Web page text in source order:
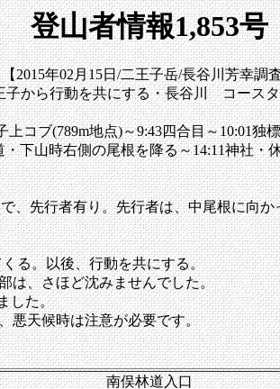
登山者情報1,853号
【2015年02月15日/二王子岳/長谷川芳幸調
から行動を共にする・長谷川 コース
コブ(789m地点)～9:43四合目～10:01独
下山時右側の尾根を降る～14:11神社・
先行者有り。先行者は、中尾根に向か
る。以後、行動を共にする。
、さほど沈みませんでした。
した。
悪天候時は注意が必要です。
南俣林道入口